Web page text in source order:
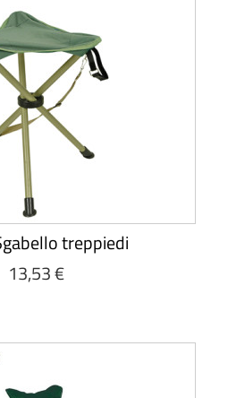
treppiedi
13,53 €